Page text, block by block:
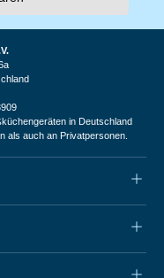
in Deutschland
als auch an Privatpersonen.